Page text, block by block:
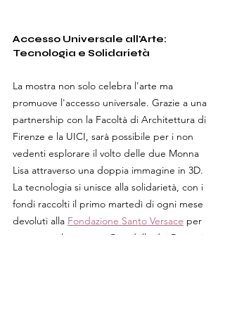
Accesso Universale all'Arte:
Tecnologia e Solidarietà
La mostra non solo celebra l'arte ma
promuove l'accesso universale. Grazie a una
partnership con la Facoltà di Architettura di
Firenze e la UICI, sarà possibile per i non
vedenti esplorare il volto delle due Monna
Lisa attraverso una doppia immagine in 3D.
La tecnologia si unisce alla solidarietà, con i
fondi raccolti il primo martedì di ogni mese
devoluti alla Fondazione Santo Versace per
sostenere il progetto Cittadella dei Ragazzi,